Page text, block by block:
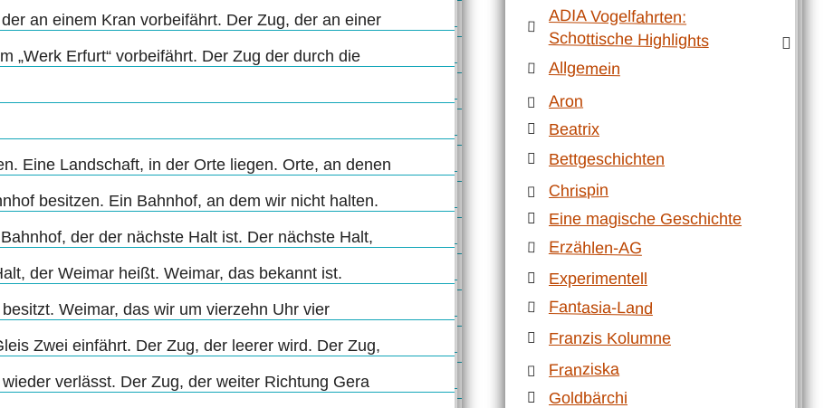
an einem Kran vorbeifährt. Der Zug, der an einer
„Werk Erfurt“ vorbeifährt. Der Zug der durch die
Eine Landschaft, in der Orte liegen. Orte, an denen
besitzen. Ein Bahnhof, an dem wir nicht halten.
der der nächste Halt ist. Der nächste Halt,
der Weimar heißt. Weimar, das bekannt ist.
Weimar, das wir um vierzehn Uhr vier
Zwei einfährt. Der Zug, der leerer wird. Der Zug,
verlässt. Der Zug, der weiter Richtung Gera
ADIA Vogelfahrten:
Schottische Highlights
Allgemein
Aron
Beatrix
Bettgeschichten
Chrispin
Eine magische Geschichte
Erzählen-AG
Experimentell
Fantasia-Land
Franzis Kolumne
Franziska
Goldbärchi